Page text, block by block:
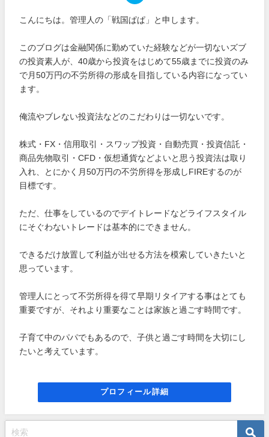
こんにちは。管理人の「戦国ぱぱ」と申します。
このブログは金融関係に勤めていた経験などが一切ないズブ
の投資素人が、40歳から投資をはじめて55歳までに投資のみ
で月50万円の不労所得の形成を目指している内容になってい
ます。
俺流やブレない投資法などのこだわりは一切ないです。
株式・FX・信用取引・スワップ投資・自動売買・投資信託・
商品先物取引・CFD・仮想通貨などよいと思う投資法は取り
入れ、とにかく月50万円の不労所得を形成しFIREするのが
目標です。
ただ、仕事をしているのでデイトレードなどライフスタイル
にそぐわないトレードは基本的にできません。
できるだけ放置して利益が出せる方法を模索していきたいと
思っています。
管理人にとって不労所得を得て早期リタイアする事はとても
重要ですが、それより重要なことは家族と過ごす時間です。
子育て中のパパでもあるので、子供と過ごす時間を大切にし
たいと考えています。
プロフィール詳細